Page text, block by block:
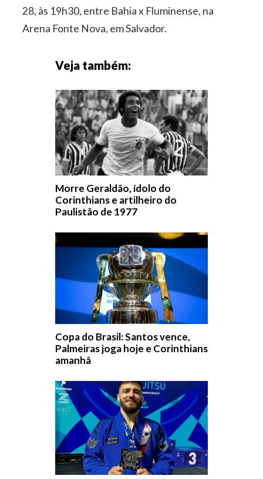
28, às 19h30, entre Bahia x Fluminense, na
Arena Fonte Nova, em Salvador.
Veja também:
Morre Geraldão, ídolo do
Corinthians e artilheiro do
Paulistão de 1977
Copa do Brasil: Santos vence,
Palmeiras joga hoje e Corinthians
amanhã